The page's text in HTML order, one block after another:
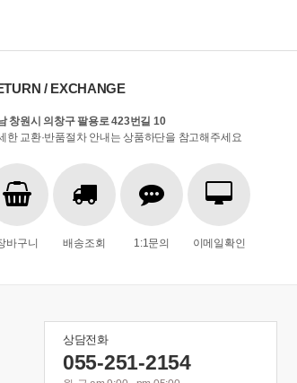
/ EXCHANGE
창원시 의창구 팔용로 423번길 10
한 교환·반품절차 안내는 상품하단을 참고해주세요
바구니 배송조회 1:1문의 이메일확인
상담전화
055-251-2154